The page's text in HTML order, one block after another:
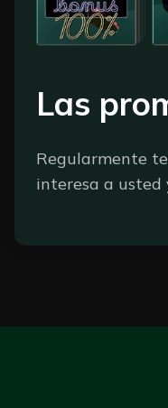
Las
Regularmente
interesa a usted